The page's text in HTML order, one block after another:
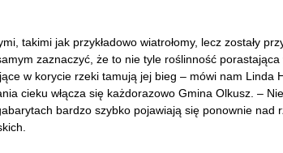
takimi jak przykładowo wiatrołomy, lecz zostały
zaznaczyć, że to nie tyle roślinność porastająca
w korycie rzeki tamują jej bieg – mówi nam Linda
cieku włącza się każdorazowo Gmina Olkusz. –
bardzo szybko pojawiają się ponownie nad